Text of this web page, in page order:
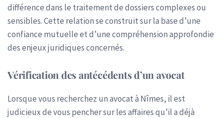
différence dans le traitement de dossiers complexes ou
sensibles. Cette relation se construit sur la base d’une
confiance mutuelle et d’une compréhension approfondie
des enjeux juridiques concernés.
Vérification des antécédents d’un avocat
Lorsque vous recherchez un avocat à Nîmes, il est
judicieux de vous pencher sur les affaires qu’il a déjà